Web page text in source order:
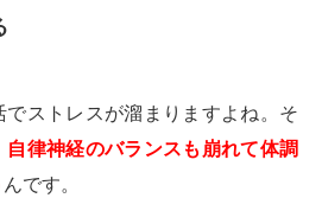
でストレスが溜まりますよね。そ
自律神経のバランスも崩れて体調
んです。